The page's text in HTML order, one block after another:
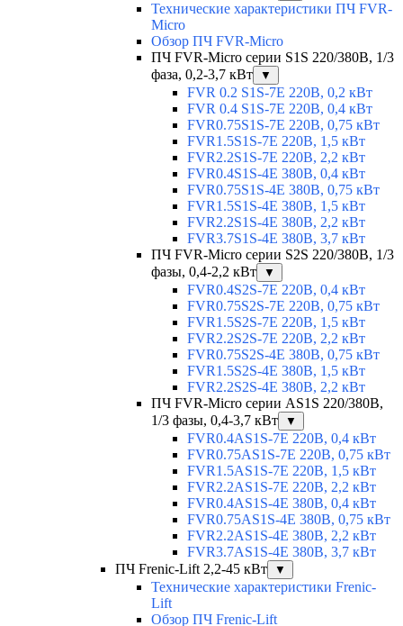
Технические характеристики ПЧ FVR-
Micro
Обзор ПЧ FVR-Micro
ПЧ FVR-Micro серии S1S 220/380В, 1/3
фаза, 0,2-3,7 кВт
▼
FVR 0.2 S1S-7E 220В, 0,2 кВт
FVR 0.4 S1S-7E 220В, 0,4 кВт
FVR0.75S1S-7E 220В, 0,75 кВт
FVR1.5S1S-7E 220В, 1,5 кВт
FVR2.2S1S-7E 220В, 2,2 кВт
FVR0.4S1S-4E 380В, 0,4 кВт
FVR0.75S1S-4E 380В, 0,75 кВт
FVR1.5S1S-4E 380В, 1,5 кВт
FVR2.2S1S-4E 380В, 2,2 кВт
FVR3.7S1S-4E 380В, 3,7 кВт
ПЧ FVR-Micro серии S2S 220/380В, 1/3
фазы, 0,4-2,2 кВт
▼
FVR0.4S2S-7E 220В, 0,4 кВт
FVR0.75S2S-7E 220В, 0,75 кВт
FVR1.5S2S-7E 220В, 1,5 кВт
FVR2.2S2S-7E 220В, 2,2 кВт
FVR0.75S2S-4E 380В, 0,75 кВт
FVR1.5S2S-4E 380В, 1,5 кВт
FVR2.2S2S-4E 380В, 2,2 кВт
ПЧ FVR-Micro серии AS1S 220/380В,
1/3 фазы, 0,4-3,7 кВт
▼
FVR0.4AS1S-7E 220В, 0,4 кВт
FVR0.75AS1S-7E 220В, 0,75 кВт
FVR1.5AS1S-7E 220В, 1,5 кВт
FVR2.2AS1S-7E 220В, 2,2 кВт
FVR0.4AS1S-4E 380В, 0,4 кВт
FVR0.75AS1S-4E 380В, 0,75 кВт
FVR2.2AS1S-4E 380В, 2,2 кВт
FVR3.7AS1S-4E 380В, 3,7 кВт
ПЧ Frenic-Lift 2,2-45 кВт
▼
Технические характеристики Frenic-
Lift
Обзор ПЧ Frenic-Lift